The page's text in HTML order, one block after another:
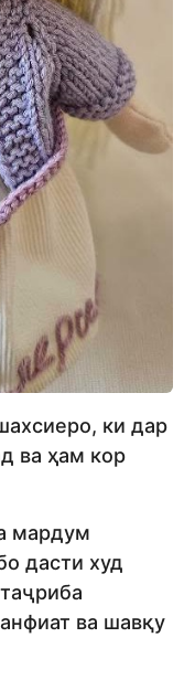
ки дар
ва ҳам кор
мардум
дасти худ
ва шавқу